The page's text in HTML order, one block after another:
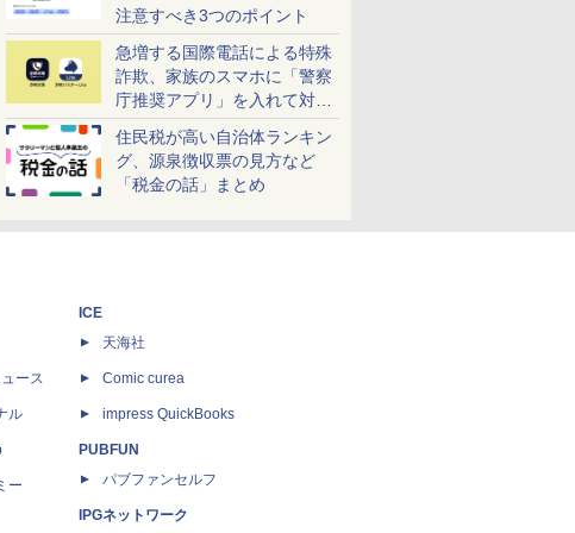
注意すべき3つのポイント
急増する国際電話による特殊
詐欺、家族のスマホに「警察
庁推奨アプリ」を入れて対策
しよう！
住民税が高い自治体ランキン
グ、源泉徴収票の見方など
「税金の話」まとめ
ース
ル
ー
ICE
天海社
Comic curea
impress QuickBooks
PUBFUN
パブファンセルフ
IPGネットワーク